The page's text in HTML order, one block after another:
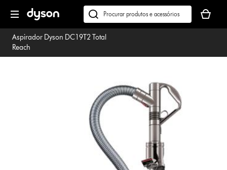
seguinte
Pesquisar
em
dyson.pt
seu
cesto
Aspirador Dyson DC19T2 Total
Reach